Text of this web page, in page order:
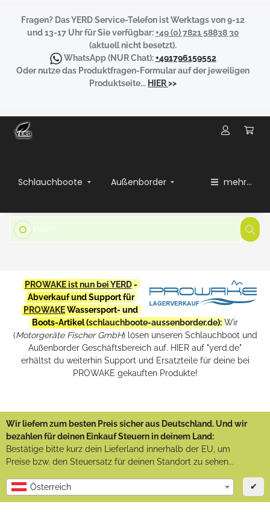
Fragen? Das YERD Service-Telefon ist Werktags von 9-12
und 13-17 Uhr für Sie verfügbar:+49 (0) 7821 58838 30
(aktuell nicht besetzt).
WhatsApp(NUR Chat):+491796159552
Oder nutze das Produktfragen-Formular auf der jeweiligen
Produktseite... HIER>>
Schlauchboote Außenborder mehr...
PROWAKE ist nun bei YERD-
Abverkauf und Support für
PROWAKEWassersport- und
Boots-Artikel (schlauchboote-aussenborder.de): Wir
(Motorgeräte Fischer GmbH) lösen unseren Schlauchboot und
Außenborder Geschäftsbereich auf. HIER auf "yerd.de"
erhältst du weiterhin Support und Ersatzteile für deine bei
PROWAKE gekauften Produkte!
Wir liefern zum besten Preis sicher aus Deutschland. Und wir
bezahlen für deinen Einkauf Steuern in deinem Land:
Bestätige bitte kurz dein Lieferland innerhalb der EU, um
Preise bzw. den Steuersatz für deinen Standort zu sehen...
Österreich ✔